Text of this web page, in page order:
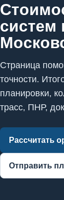
систем
Страница
точности.
планировки,
трасс, ПНР,
Рассчитать
Отправить